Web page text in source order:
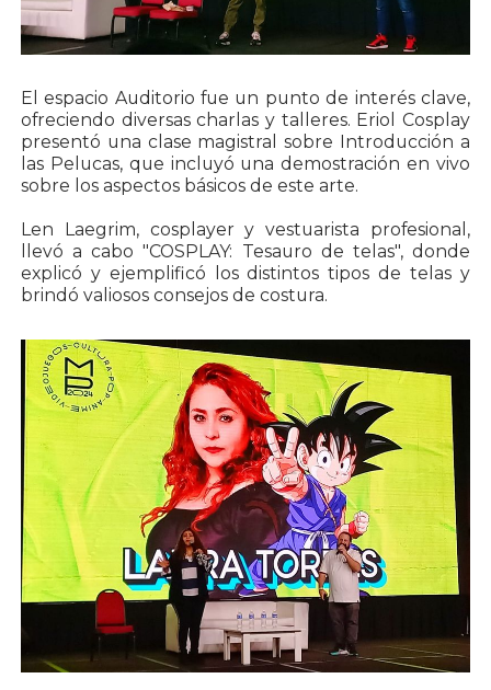
El espacio Auditorio fue un punto de interés clave,
ofreciendo diversas charlas y talleres. Eriol Cosplay
presentó una clase magistral sobre Introducción a
las Pelucas, que incluyó una demostración en vivo
sobre los aspectos básicos de este arte.
Len Laegrim, cosplayer y vestuarista profesional,
llevó a cabo "COSPLAY: Tesauro de telas", donde
explicó y ejemplificó los distintos tipos de telas y
brindó valiosos consejos de costura.